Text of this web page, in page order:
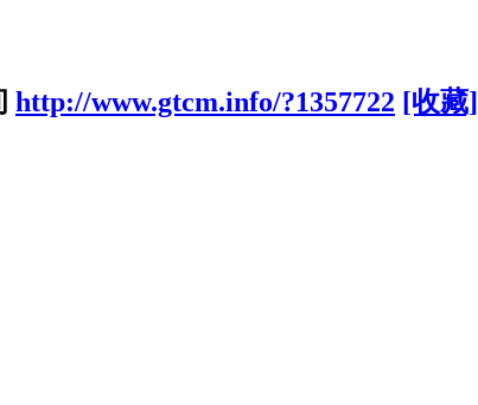
http://www.gtcm.info/?1357722 [收藏]